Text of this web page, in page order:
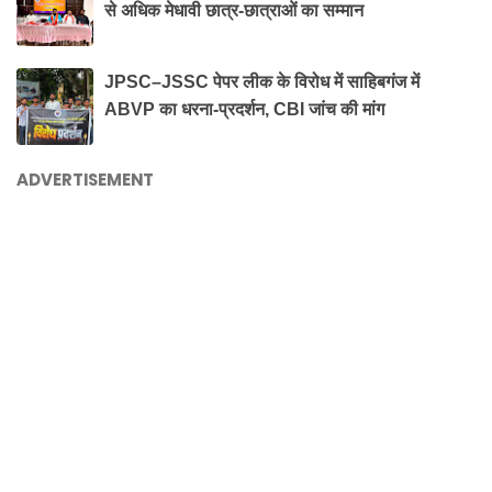
से अधिक मेधावी छात्र-छात्राओं का सम्मान
JPSC–JSSC पेपर लीक के विरोध में साहिबगंज में
ABVP का धरना-प्रदर्शन, CBI जांच की मांग
ADVERTISEMENT